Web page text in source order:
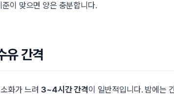
이 맞으면 양은 충분합니다.
유 간격
화가 느려 3~4시간 간격이 일반적입니다. 밤에는